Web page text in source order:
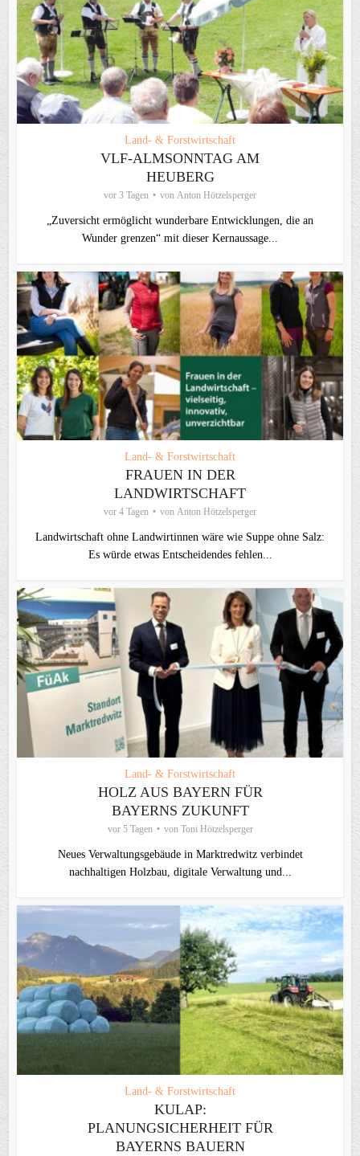
Land- & Forstwirtschaft
VLF-ALMSONNTAG AM
HEUBERG
vor 3 Tagen von Anton Hötzelsperger
„Zuversicht ermöglicht wunderbare Entwicklungen, die an
Wunder grenzen“ mit dieser Kernaussage...
Land- & Forstwirtschaft
FRAUEN IN DER
LANDWIRTSCHAFT
vor 4 Tagen von Anton Hötzelsperger
Landwirtschaft ohne Landwirtinnen wäre wie Suppe ohne Salz:
Es würde etwas Entscheidendes fehlen...
Land- & Forstwirtschaft
HOLZ AUS BAYERN FÜR
BAYERNS ZUKUNFT
vor 5 Tagen von Toni Hötzelsperger
Neues Verwaltungsgebäude in Marktredwitz verbindet
nachhaltigen Holzbau, digitale Verwaltung und...
Land- & Forstwirtschaft
KULAP:
PLANUNGSICHERHEIT FÜR
BAYERNS BAUERN